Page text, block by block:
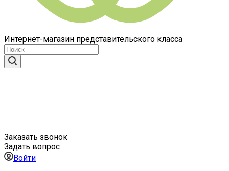
Интернет-магазин представительского класса
Заказать звонок
Задать вопрос
Войти